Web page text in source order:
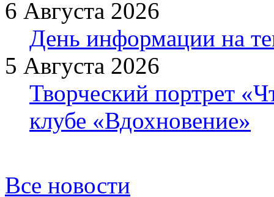
6 Августа 2026
День информации на
5 Августа 2026
Творческий портрет
клубе «Вдохновение»
Все новости